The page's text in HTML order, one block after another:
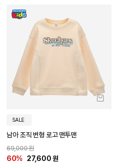
SALE
남아 조직 변형 로고 맨투맨
69,000 원
60% 27,600 원